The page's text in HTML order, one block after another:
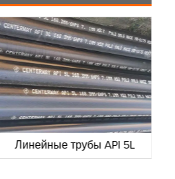
Линейные трубы API 5L